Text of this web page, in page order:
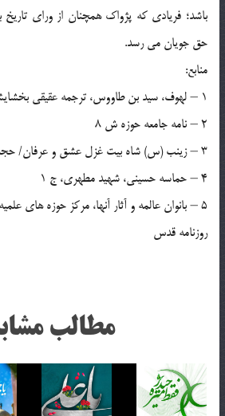
باشد؛ فريادي که پژواک همچنان از وراي
حق جويان مي رسد.
منابع:
1 – لهوف، سيد بن طاووس، ترجمه عقيقي بخشايش
2 – نامه جامعه حوزه ش 8
3 – زينب (س) شاه بيت غزل عشق و عرفان/ حجة الاسلام احمد اسلامي
4 – حماسه حسيني، شهيد مطهري، ج 1
5 – بانوان عالمه و آثار آنها، مرکز حوزه هاي علميه خواهران
روزنامه قدس
مطالب